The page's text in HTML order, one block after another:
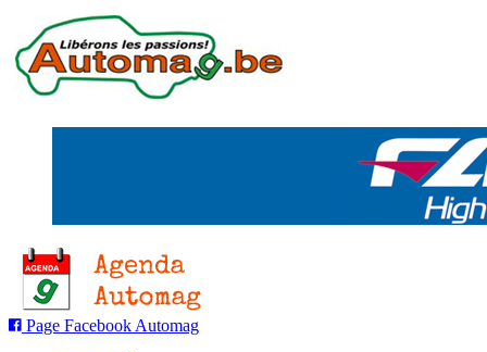
Page Facebook Automag